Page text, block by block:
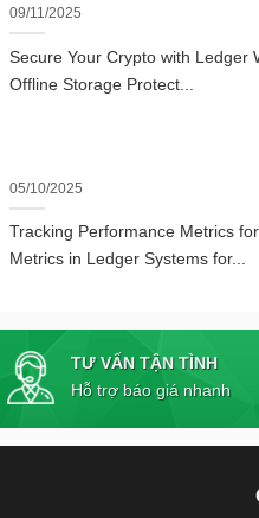
09/11/2025
Secure Your Crypto with Ledger
Offline Storage Protect...
05/10/2025
Tracking Performance Metrics
Metrics in Ledger Systems for...
TƯ VẤN TẬN TÌNH
Hỗ trợ báo giá nhanh